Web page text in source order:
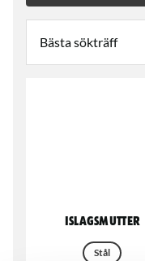
Islagsmutter
Stål